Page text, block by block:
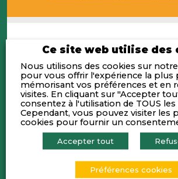
Activités
Courtage en assurance pour les
PME&PMI, ETI et Grands
Au-delà de notre offre de
d’assurance en Dommages,
Responsabilité Civile et
Sociale, nous mettons à
nos clients, une formidable
Ce site web utilise des
Nous utilisons des cookies sur
pour vous offrir l'expérience la plus
mémorisant vos préférences et en
visites. En cliquant sur "Accepter
consentez à l'utilisation de TOUS les
Cependant, vous pouvez visiter les
cookies pour fournir un
Accepter tout
Préférences cookies